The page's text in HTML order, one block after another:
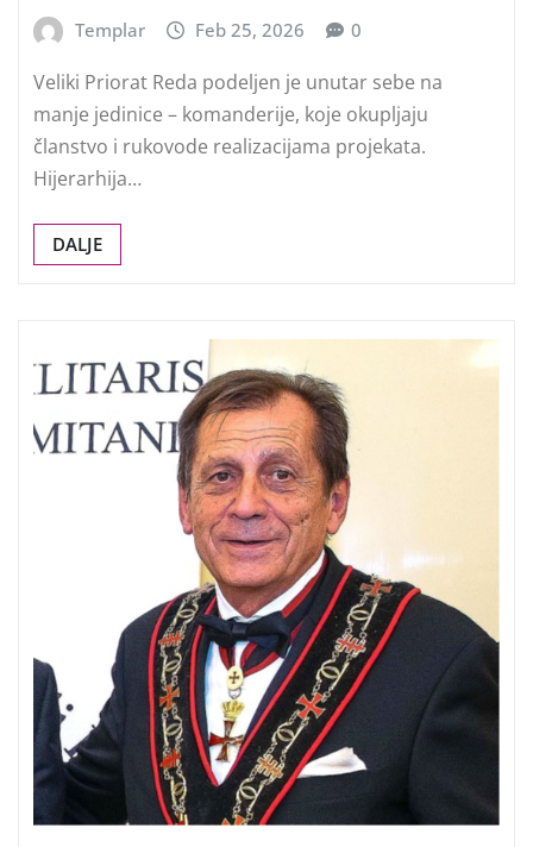
Templar Feb 25, 2026 0
Veliki Priorat Reda podeljen je unutar sebe na
manje jedinice – komanderije, koje okupljaju
članstvo i rukovode realizacijama projekata.
Hijerarhija…
DALJE